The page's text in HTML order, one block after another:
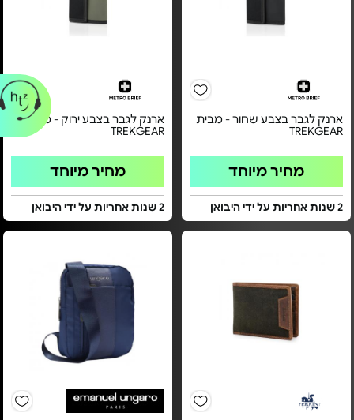
ארנק לגבר בצבע שחור - מבית
TREKGEAR
מחיר מיוחד
2 שנות אחריות על ידי היבואן
ארנק לגבר בצבע ירוק - מבית
TREKGEAR
מחיר מיוחד
2 שנות אחריות על ידי היבואן